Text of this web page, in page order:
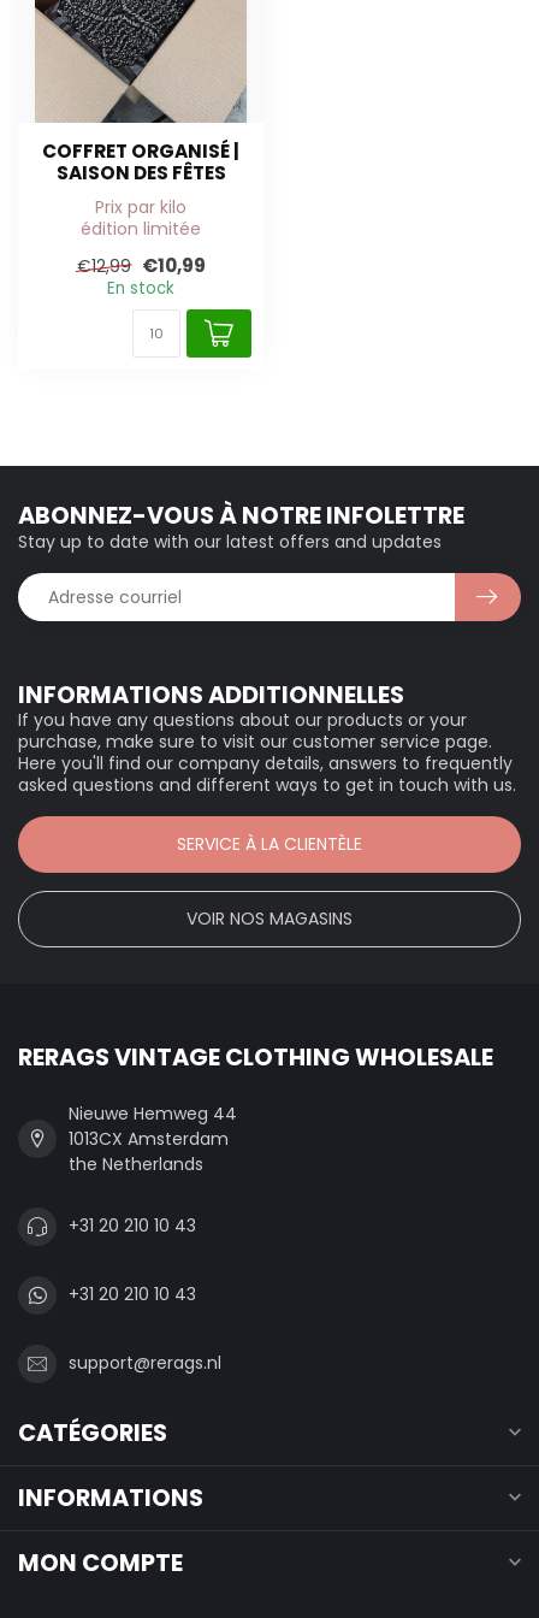
COFFRET ORGANISÉ |
SAISON DES FÊTES
Prix par kilo
édition limitée
€12,99 €10,99
En stock
INFORMATIONS ADDITIONNELLES
If you have any questions about our products or your
purchase, make sure to visit our customer service page.
Here you'll find our company details, answers to frequently
asked questions and different ways to get in touch with us.
SERVICE À LA CLIENTÈLE
VOIR NOS MAGASINS
ABONNEZ-VOUS À NOTRE INFOLETTRE
Stay up to date with our latest offers and updates
RERAGS VINTAGE CLOTHING WHOLESALE
Nieuwe Hemweg 44
1013CX Amsterdam
the Netherlands
+31 20 210 10 43
+31 20 210 10 43
support@rerags.nl
CATÉGORIES
INFORMATIONS
MON COMPTE